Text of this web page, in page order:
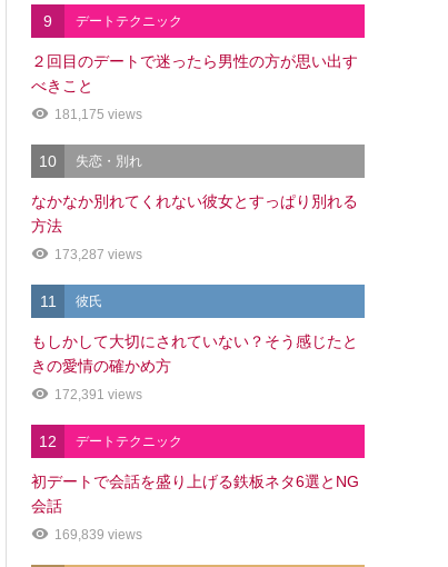
9 デートテクニック
２回目のデートで迷ったら男性の方が思い出す
べきこと
181,175 views
10 失恋・別れ
なかなか別れてくれない彼女とすっぱり別れる
方法
173,287 views
11 彼氏
もしかして大切にされていない？そう感じたと
きの愛情の確かめ方
172,391 views
12 デートテクニック
初デートで会話を盛り上げる鉄板ネタ6選とNG
会話
169,839 views